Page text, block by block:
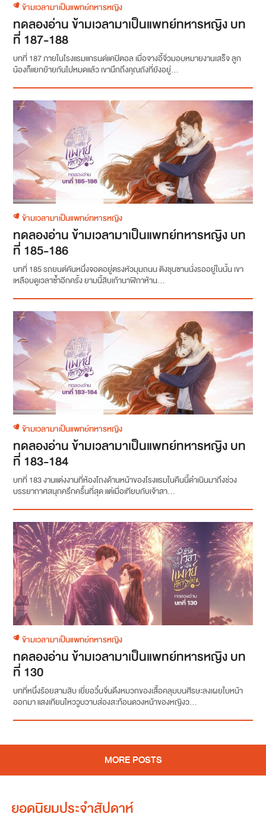
ข้ามเวลามาเป็นแพทย์ทหารหญิง
ทดลองอ่าน ข้ามเวลามาเป็นแพทย์ทหารหญิง บท
ที่ 187-188
บทที่ 187 ภายในโรงแรมแกรนด์แคปิตอล เมื่อจางอี้จิ่วมอบหมายงานเสร็จ ลูก
น้องก็แยกย้ายกันไปหมดแล้ว เขานึกถึงคุณถังที่ยังอยู่...
ข้ามเวลามาเป็นแพทย์ทหารหญิง
ทดลองอ่าน ข้ามเวลามาเป็นแพทย์ทหารหญิง บท
ที่ 185-186
บทที่ 185 รถยนต์คันหนึ่งจอดอยู่ตรงหัวมุมถนน ติงชุนซานนั่งรออยู่ในนั้น เขา
เหลือบดูเวลาซ้ำอีกครั้ง ยามนี้สิบเก้านาฬิกาห้าน...
ข้ามเวลามาเป็นแพทย์ทหารหญิง
ทดลองอ่าน ข้ามเวลามาเป็นแพทย์ทหารหญิง บท
ที่ 183-184
บทที่ 183 งานแต่งงานที่ห้องโถงด้านหน้าของโรงแรมในคืนนี้ดำเนินมาถึงช่วง
บรรยากาศสนุกครึกครื้นที่สุด แต่เมื่อเทียบกับเจ้าสา...
ข้ามเวลามาเป็นแพทย์ทหารหญิง
ทดลองอ่าน ข้ามเวลามาเป็นแพทย์ทหารหญิง บท
ที่ 130
บทที่หนึ่งร้อยสามสิบ เยี่ยอวิ๋นจิ่นดึงหมวกของเสื้อคลุมบนศีรษะลงเผยใบหน้า
ออกมา แสงเทียนไหววูบวาบส่องสะท้อนดวงหน้าของหญิงว...
MORE POSTS
ยอดนิยมประจำสัปดาห์